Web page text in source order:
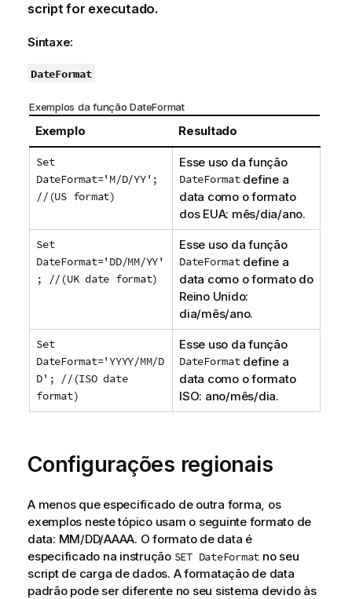
script for executado.
Sintaxe:
DateFormat
Exemplos da função DateFormat
Exemplo Resultado
Set
DateFormat='M/D/YY';
//(US format)
Esse uso da função
DateFormatdefine a
data como o formato
dos EUA: mês/dia/ano.
Set
DateFormat='DD/MM/YY'
; //(UK date format)
Esse uso da função
DateFormatdefine a
data como o formato do
Reino Unido:
dia/mês/ano.
Set
DateFormat='YYYY/MM/D
D'; //(ISO date
format)
Esse uso da função
DateFormatdefine a
data como o formato
ISO: ano/mês/dia.
Configurações regionais
A menos que especificado de outra forma, os
exemplos neste tópico usam o seguinte formato de
data: MM/DD/AAAA. O formato de data é
especificado na instrução SET DateFormat no seu
script de carga de dados. A formatação de data
padrão pode ser diferente no seu sistema devido às